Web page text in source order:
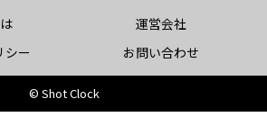
運営会社
シー
お問い合わせ
© Shot Clock